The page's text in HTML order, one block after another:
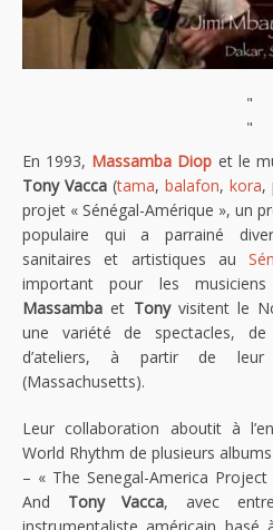
"
"
En 1993, Massamba Diop et le
Tony Vacca (tama, balafon, kora,
projet « Sénégal-Amérique », un
populaire qui a parrainé
sanitaires et artistiques au
important pour les
Massamba et Tonyvisitent le
une variété de spectacles,
d’ateliers, à partir de
(Massachusetts).
Leur collaboration aboutit à
World Rhythm de plusieurs
– « The Senegal-America Project
And Tony Vacca, avec